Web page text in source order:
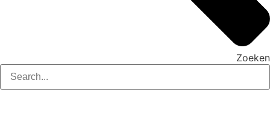
Zoeken